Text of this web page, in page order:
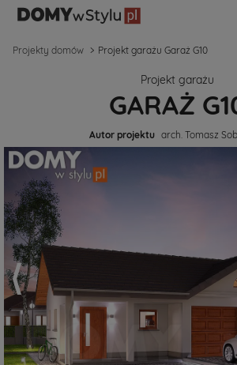
Projekty domów Projekt garażu Garaż G10
Projekt garażu
GARAŻ
Autor projektu arch. Tomasz